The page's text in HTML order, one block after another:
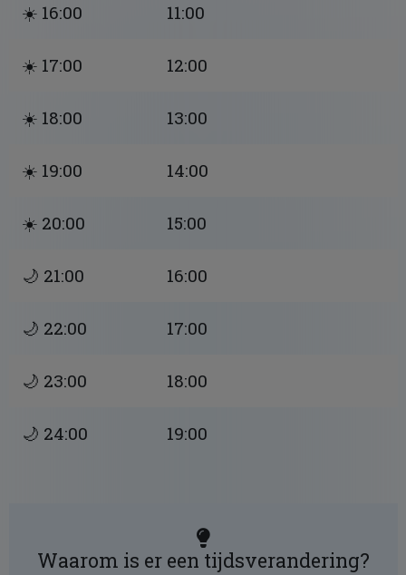
☀️ 16:00 11:00
☀️ 17:00 12:00
☀️ 18:00 13:00
☀️ 19:00 14:00
☀️ 20:00 15:00
🌙 21:00 16:00
🌙 22:00 17:00
🌙 23:00 18:00
🌙 24:00 19:00
Waarom is er een tijdsverandering?